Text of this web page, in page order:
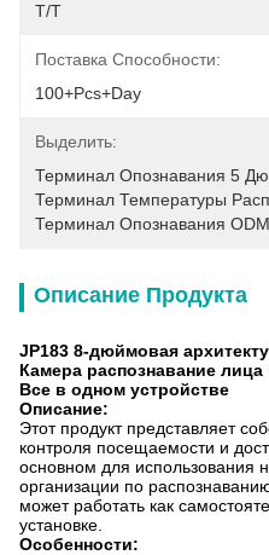
T/T
Поставка Способности:
100+pcs+day
Выделить:
Терминал Опознавания 5
Терминал Температуры
Терминал Опознавания
Описание Продукта
JP183 8-дюймовая
Камера распознавание лица
Все в одном устройстве
Описание:
Этот продукт представляет
контроля посещаемости и
основном для использования
организации по
может работать как
установке.
Особенности: